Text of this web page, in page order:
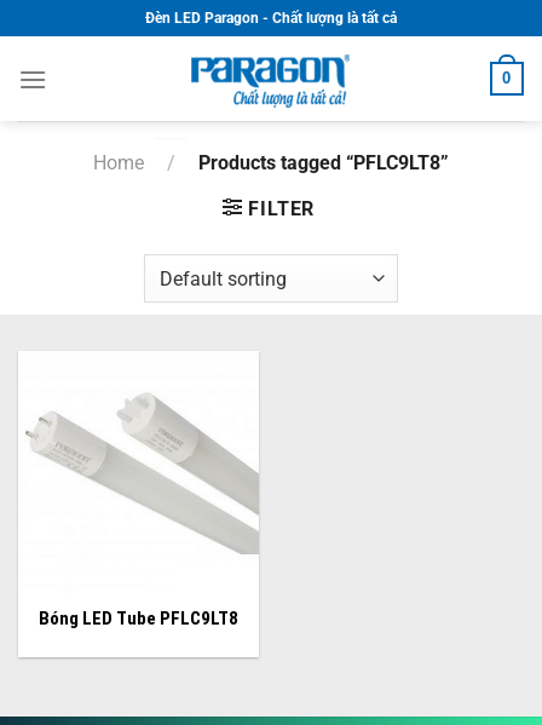
to
content
Đèn LED Paragon - Chất lượng là tất cả
0
Home /
Products tagged “PFLC9LT8”
FILTER
Bóng LED Tube PFLC9LT8